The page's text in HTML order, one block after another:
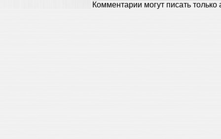
Комментарии могут писать